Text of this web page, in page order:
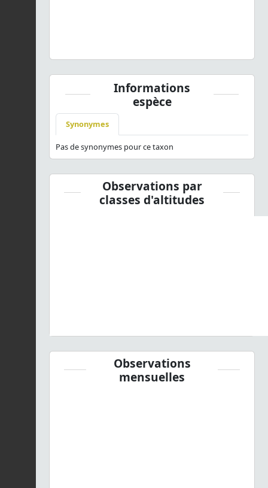
Informations
espèce
Synonymes
Pas de synonymes pour ce taxon
Observations par
classes d'altitudes
Observations
mensuelles